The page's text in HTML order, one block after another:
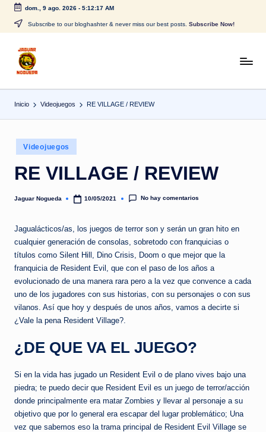
Saltar
contenido
dom., 9 ago. 2026- 5:12:18 AM
Subscribe to our bloghashter & never miss our best posts. Subscribe Now!
J
a
g
r
g
u
e
d
a
CONTENIDO
Inicio Videojuegos RE VILLAGE / REVIEW
Publicado
en
Videojuegos
RE VILLAGE / REVIEW
Publicado
Jaguar Nogueda 10/05/2021 No hay comentarios
Jagualácticos/as, los juegos de terror son y serán un gran hito en
cualquier generación de consolas, sobretodo con franquicias o
títulos como Silent Hill, Dino Crisis, Doom o que mejor que la
franquicia de Resident Evil, que con el paso de los años a
evolucionado de una manera rara pero a la vez que convence a cada
uno de los jugadores con sus historias, con su personajes o con sus
vilanos. Así que hoy y después de unos años, vamos a decirte si
¿Vale la pena Resident Village?.
¿DE QUE VA EL JUEGO?
Si en la vida has jugado un Resident Evil o de plano vives bajo una
piedra; te puedo decir que Resident Evil es un juego de terror/acción
donde principalmente era matar Zombies y llevar al personaje a su
objetivo que por lo general era escapar del lugar problemático; Una
vez que sabemos eso la trama principal de Resident Evil Village se